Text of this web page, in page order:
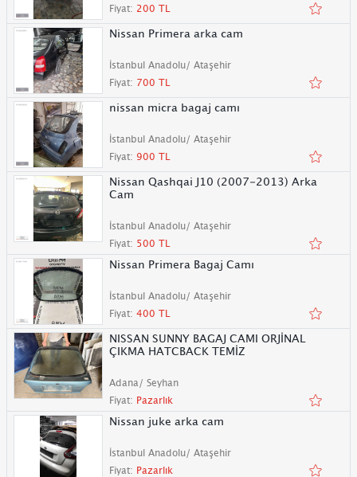
Fiyat: 200 TL
Nissan Primera arka cam
İstanbul Anadolu/ Ataşehir
Fiyat: 700 TL
nissan micra bagaj camı
İstanbul Anadolu/ Ataşehir
Fiyat: 900 TL
Nissan Qashqai J10 (2007-2013) Arka
Cam
İstanbul Anadolu/ Ataşehir
Fiyat: 500 TL
Nissan Primera Bagaj Camı
İstanbul Anadolu/ Ataşehir
Fiyat: 400 TL
NISSAN SUNNY BAGAJ CAMI ORJİNAL
ÇIKMA HATCBACK TEMİZ
Adana/ Seyhan
Fiyat: Pazarlık
Nissan juke arka cam
İstanbul Anadolu/ Ataşehir
Fiyat: Pazarlık